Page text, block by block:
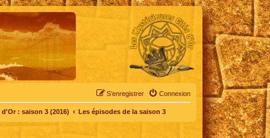
Connexion
S’enregistrer
: saison 3 (2016) Les épisodes de la saison 3